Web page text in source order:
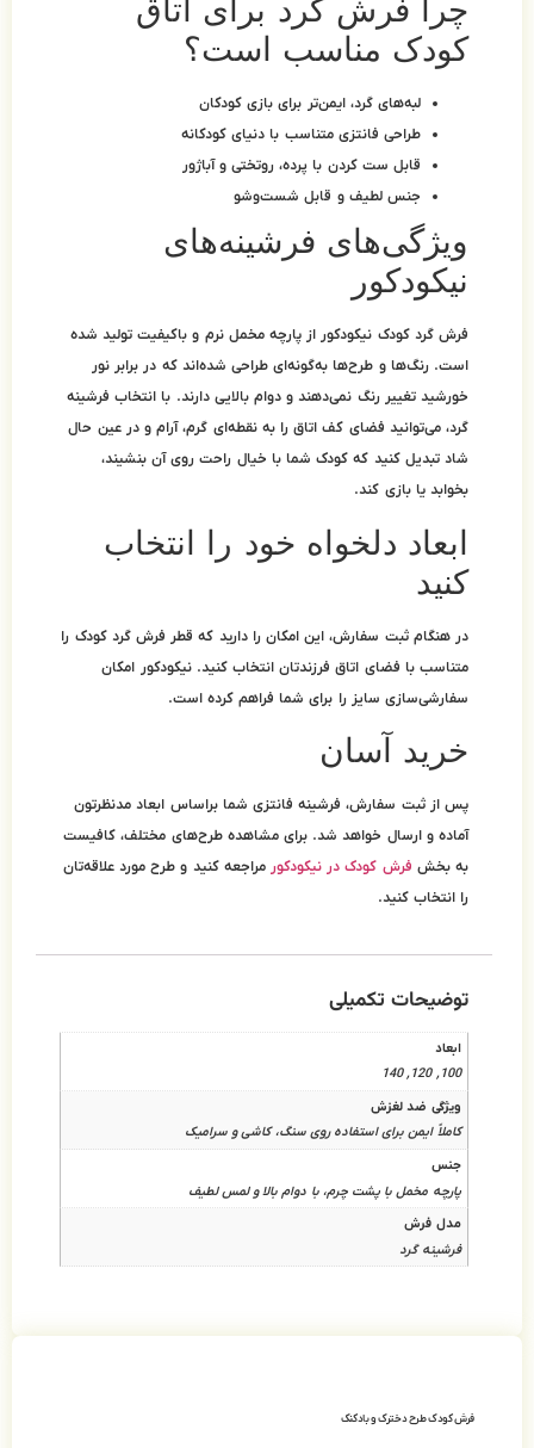
برای اتاق
است؟
بازی کودکان
با دنیای کودکانه
روتختی و آباژور
پارچه مخمل نرم و باکیفیت تولید شده
طراحی شده‌اند که در برابر نور
دوام بالایی دارند. با انتخاب فرشینه
را به نقطه‌ای گرم، آرام و در عین حال
با خیال راحت روی آن بنشیند،
خود را انتخاب
را دارید که قطر فرش گرد کودک را
انتخاب کنید. نیکودکور امکان
شما فراهم کرده است.
شما براساس ابعاد مدنظرتون
برای مشاهده طرح‌های مختلف، کافیست
مراجعه کنید و طرح مورد علاقه‌تان
سنگ، کاشی و سرامیک
بالا و لمس لطیف